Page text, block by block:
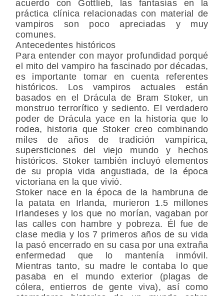
acuerdo con Gottlieb, las fantasías en la
práctica clínica relacionadas con material de
vampiros son poco apreciadas y muy
comunes.
Antecedentes históricos
Para entender con mayor profundidad porqué
el mito del vampiro ha fascinado por décadas,
es importante tomar en cuenta referentes
históricos. Los vampiros actuales están
basados en el Drácula de Bram Stoker, un
monstruo terrorífico y sediento. El verdadero
poder de Drácula yace en la historia que lo
rodea, historia que Stoker creo combinando
miles de años de tradición vampírica,
supersticiones del viejo mundo y hechos
históricos. Stoker también incluyó elementos
de su propia vida angustiada, de la época
victoriana en la que vivió.
Stoker nace en la época de la hambruna de
la patata en Irlanda, murieron 1.5 millones
Irlandeses y los que no morían, vagaban por
las calles con hambre y pobreza. Él fue de
clase media y los 7 primeros años de su vida
la pasó encerrado en su casa por una extraña
enfermedad que lo mantenía inmóvil.
Mientras tanto, su madre le contaba lo que
pasaba en el mundo exterior (plagas de
cólera, entierros de gente viva), así como